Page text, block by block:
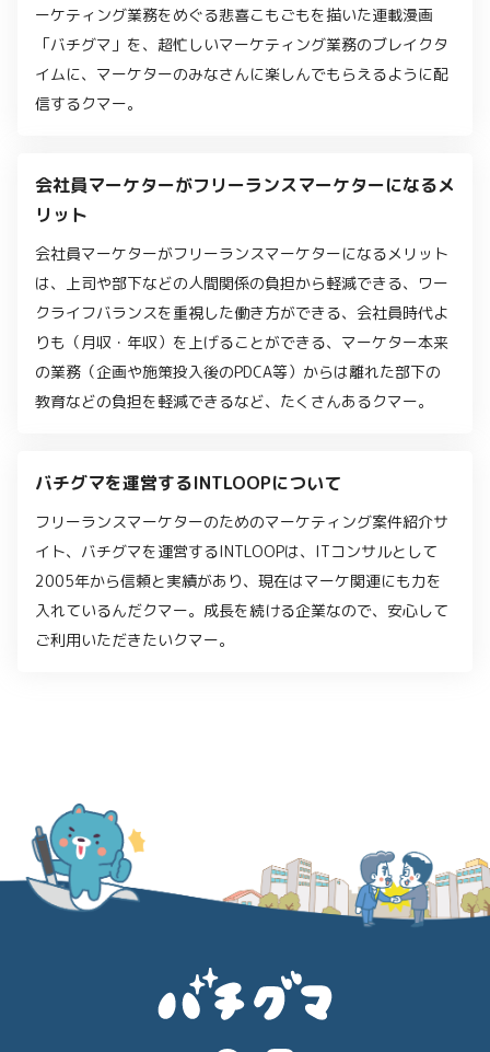
ーケティング業務をめぐる悲喜こもごもを描いた連載漫画
「バチグマ」を、超忙しいマーケティング業務のブレイクタ
イムに、マーケターのみなさんに楽しんでもらえるように配
信するクマー。
会社員マーケターがフリーランスマーケターになるメ
リット
会社員マーケターがフリーランスマーケターになるメリット
は、上司や部下などの人間関係の負担から軽減できる、ワー
クライフバランスを重視した働き方ができる、会社員時代よ
りも（月収・年収）を上げることができる、マーケター本来
の業務（企画や施策投入後のPDCA等）からは離れた部下の
教育などの負担を軽減できるなど、たくさんあるクマー。
バチグマを運営するINTLOOPについて
フリーランスマーケターのためのマーケティング案件紹介サ
イト、バチグマを運営するINTLOOPは、ITコンサルとして
2005年から信頼と実績があり、現在はマーケ関連にも力を
入れているんだクマー。成長を続ける企業なので、安心して
ご利用いただきたいクマー。